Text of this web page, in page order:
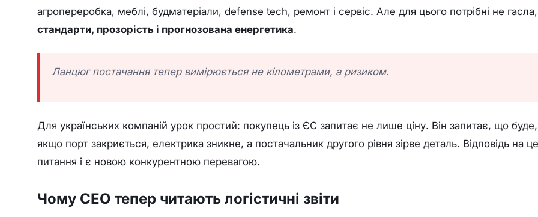
агропереробка, меблі, будматеріали, defense tech, ремонт і сервіс. Але для цього потрібні не
стандарти, прозорість і прогнозована енергетика.
Ланцюг постачання тепер вимірюється не кілометрами, а ризиком.
Для українських компаній урок простий: покупець із ЄС запитає не лише ціну. Він запитає, що буде,
якщо порт закриється, електрика зникне, а постачальник другого рівня зірве деталь. Відповідь на це
питання і є новою конкурентною перевагою.
Чому CEO тепер читають логістичні звіти